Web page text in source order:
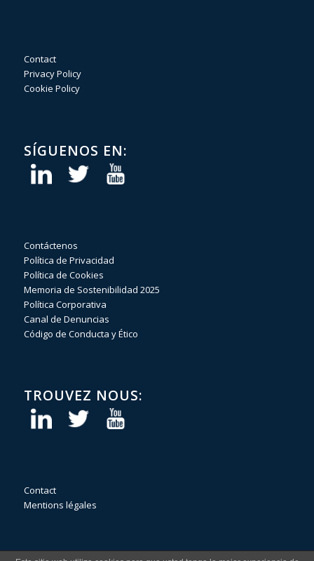
Contact
Privacy Policy
Cookie Policy
SÍGUENOS EN:
Contáctenos
Política de Privacidad
Política de Cookies
Memoria de Sostenibilidad 2025
Política Corporativa
Canal de Denuncias
Código de Conducta y Ético
TROUVEZ NOUS:
Contact
Mentions légales